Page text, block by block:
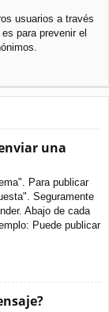
usuarios a través
para prevenir el
una
Para publicar
Seguramente
Abajo de cada
Puede publicar